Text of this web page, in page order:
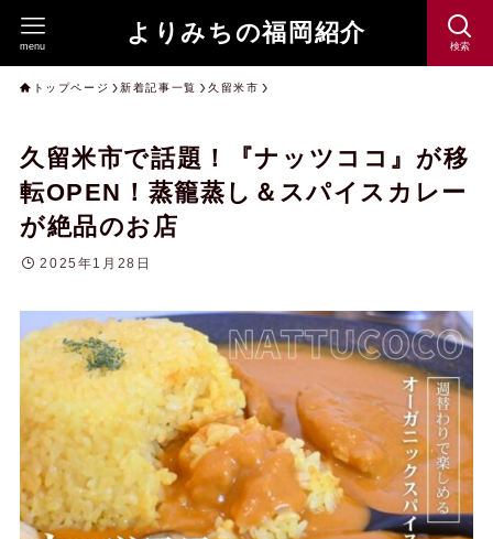
よりみちの福岡紹介 検索
menu
トップページ 新着記事一覧 久留米市
久留米市で話題！『ナッツココ』が移
転OPEN！蒸籠蒸し＆スパイスカレー
が絶品のお店
2025年1月28日